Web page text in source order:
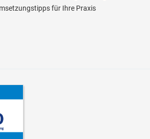
für Ihre Praxis